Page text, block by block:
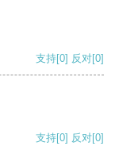
支持[0] 反对[0]
支持[0] 反对[0]